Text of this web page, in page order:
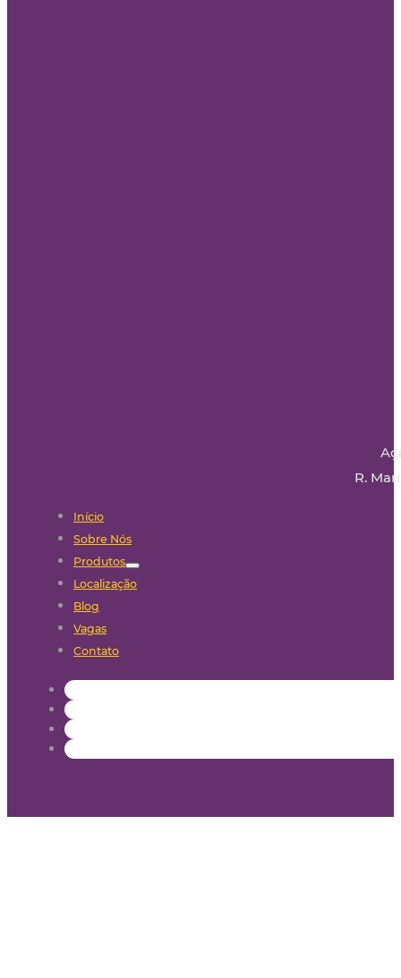
R.
Início
Sobre Nós
Produtos
Localização
Blog
Vagas
Contato